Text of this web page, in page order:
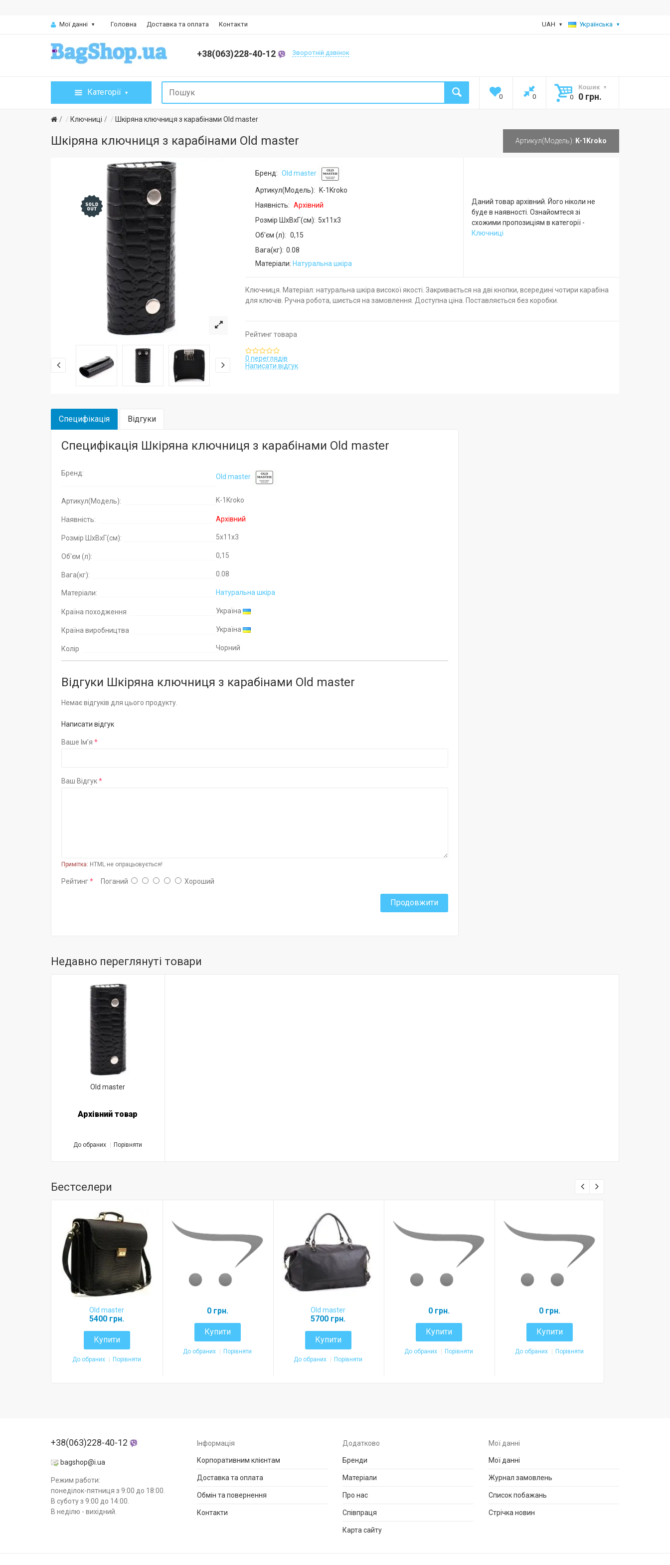
Мої данні Головна Доставка та оплата Контакти UAH Українська
+38(063)228-40-12 Зворотній дзвінок
Категорії 0 0
Кошик
0
0 грн.
Ключниці Шкіряна ключниця з карабінами Old master
Шкіряна ключниця з карабінами Old master Артикул(Модель): K-1Kroko
Бренд: Old master
Артикул(Модель):
K-1Kroko
Наявність: Архівний
Розмір ШхВхГ(см): 5x11x3
Об'єм (л): 0,15
Вага(кг): 0.08
Матеріали: Натуральна шкіра
Даний товар архівний. Його ніколи не
буде в наявності. Ознайомтеся зі
схожими пропозиціям в категорії -
Ключниці
Ключниця. Матеріал: натуральна шкіра високої якості. Закривається на дві кнопки, всередині чотири карабіна
для ключів. Ручна робота, шиється на замовлення. Доступна ціна. Поставляється без коробки.
Рейтинг товара
0 переглядів
Написати відгук
Специфікація Відгуки
Специфікація Шкіряна ключниця з карабінами Old master
Бренд: Old master
Артикул(Модель): K-1Kroko
Наявність: Архівний
Розмір ШхВхГ(см): 5x11x3
Об'єм (л): 0,15
Вага(кг): 0.08
Матеріали: Натуральна шкіра
Країна походження Україна
Країна виробництва Україна
Колір Чорний
Відгуки Шкіряна ключниця з карабінами Old master
Немає відгуків для цього продукту.
Написати відгук
Ваше Ім’я
Ваш Відгук
Примітка: HTML не опрацьовується!
Рейтинг Поганий Хороший
Продовжити
Недавно переглянуті товари
Old master
Архівний товар
До обраних Порівняти
Бестселери
Old master
5400 грн.
Купити
До обраних Порівняти
0 грн.
Купити
До обраних Порівняти
Old master
5700 грн.
Купити
До обраних Порівняти
0 грн.
Купити
До обраних Порівняти
0 грн.
Купити
До обраних Порівняти
+38(063)228-40-12
bagshop@i.ua
Режим работи:
понеділок-пятниця з 9:00 до 18:00.
В суботу з 9:00 до 14:00.
В неділю - вихідний.
Інформація
Корпоративним клієнтам
Доставка та оплата
Обмін та повернення
Контакти
Додатково
Бренди
Матеріали
Про нас
Співпраця
Карта сайту
Мої данні
Мої данні
Журнал замовлень
Список побажань
Стрічка новин